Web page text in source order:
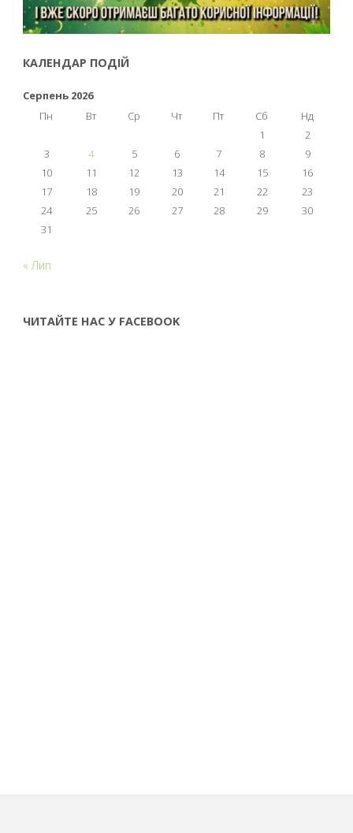
КАЛЕНДАР ПОДІЙ
Серпень 2026
Пн
Вт Ср Чт Пт Сб
Нд
1
2
3
4 5 6 7 8
9
10
11 12 13 14 15
16
17
18 19 20 21 22
23
24
25 26 27 28 29
30
31
« Лип
ЧИТАЙТЕ НАС У FACEBOOK